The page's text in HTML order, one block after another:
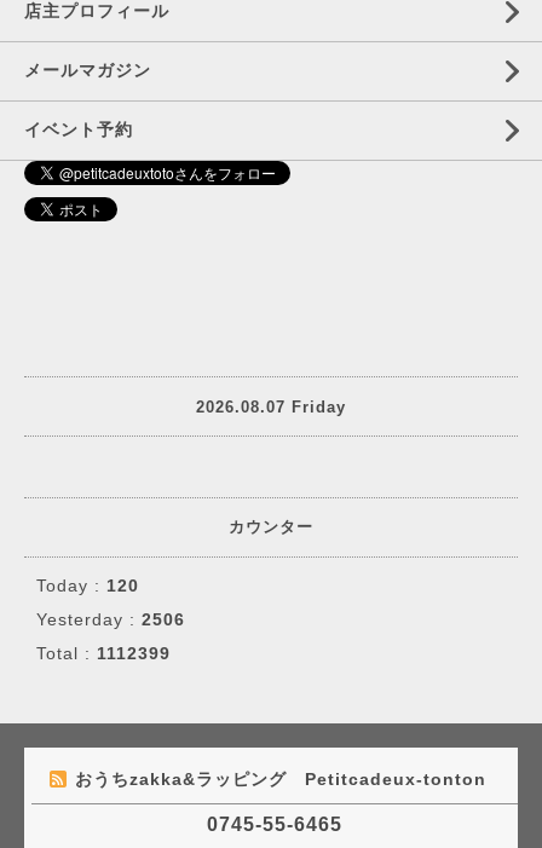
店主プロフィール
メールマガジン
イベント予約
2026.08.07 Friday
カウンター
Today : 120
Yesterday : 2506
Total : 1112399
おうちzakka&ラッピング Petitcadeux-tonton
0745-55-6465